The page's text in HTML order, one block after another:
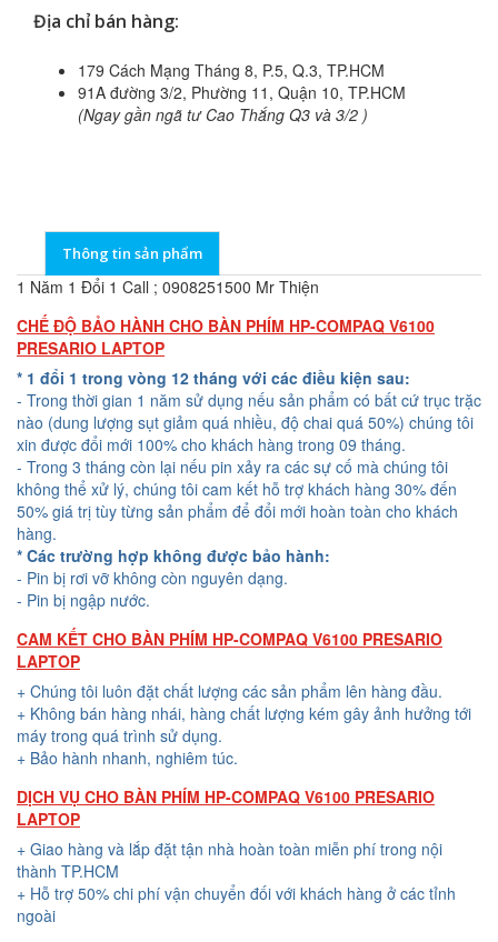
Địa chỉ bán hàng:
179 Cách Mạng Tháng 8, P.5, Q.3, TP.HCM
91A đường 3/2, Phường 11, Quận 10, TP.HCM
(Ngay gần ngã tư Cao Thắng Q3 và 3/2 )
Thông tin sản phẩm
1 Năm 1 Đổi 1 Call ; 0908251500 Mr Thiện
CHẾ ĐỘ BẢO HÀNH CHO BÀN PHÍM HP-COMPAQ V6100
PRESARIO LAPTOP
* 1 đổi 1 trong vòng 12 tháng với các điều kiện sau:
- Trong thời gian 1 năm sử dụng nếu sản phẩm có bất cứ trục trặc
nào (dung lượng sụt giảm quá nhiều, độ chai quá 50%) chúng tôi
xin được đổi mới 100% cho khách hàng trong 09 tháng.
- Trong 3 tháng còn lại nếu pin xảy ra các sự cố mà chúng tôi
không thể xử lý, chúng tôi cam kết hỗ trợ khách hàng 30% đến
50% giá trị tùy từng sản phẩm để đổi mới hoàn toàn cho khách
hàng.
* Các trường hợp không được bảo hành:
- Pin bị rơi vỡ không còn nguyên dạng.
- Pin bị ngập nước.
CAM KẾT CHO BÀN PHÍM HP-COMPAQ V6100 PRESARIO
LAPTOP
+ Chúng tôi luôn đặt chất lượng các sản phẩm lên hàng đầu.
+ Không bán hàng nhái, hàng chất lượng kém gây ảnh hưởng tới
máy trong quá trình sử dụng.
+ Bảo hành nhanh, nghiêm túc.
DỊCH VỤ CHO BÀN PHÍM HP-COMPAQ V6100 PRESARIO
LAPTOP
+ Giao hàng và lắp đặt tận nhà hoàn toàn miễn phí trong nội
thành TP.HCM
+ Hỗ trợ 50% chi phí vận chuyển đối với khách hàng ở các tỉnh
ngoài